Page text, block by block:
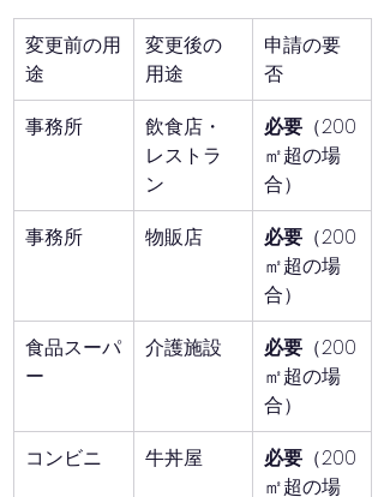
変更前の用
途
変更後の
用途
申請の要
否
事務所
飲食店・
レストラ
ン
必要 （200
㎡超の場
合）
事務所
物販店 必要 （200
㎡超の場
合）
食品スーパ
ー
介護施設 必要 （200
㎡超の場
合）
コンビニ
牛丼屋 必要 （200
㎡超の場